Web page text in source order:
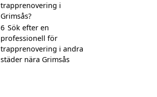
trapprenovering i
Grimsås?
6 Sök efter en
professionell för
trapprenovering i andra
städer nära Grimsås